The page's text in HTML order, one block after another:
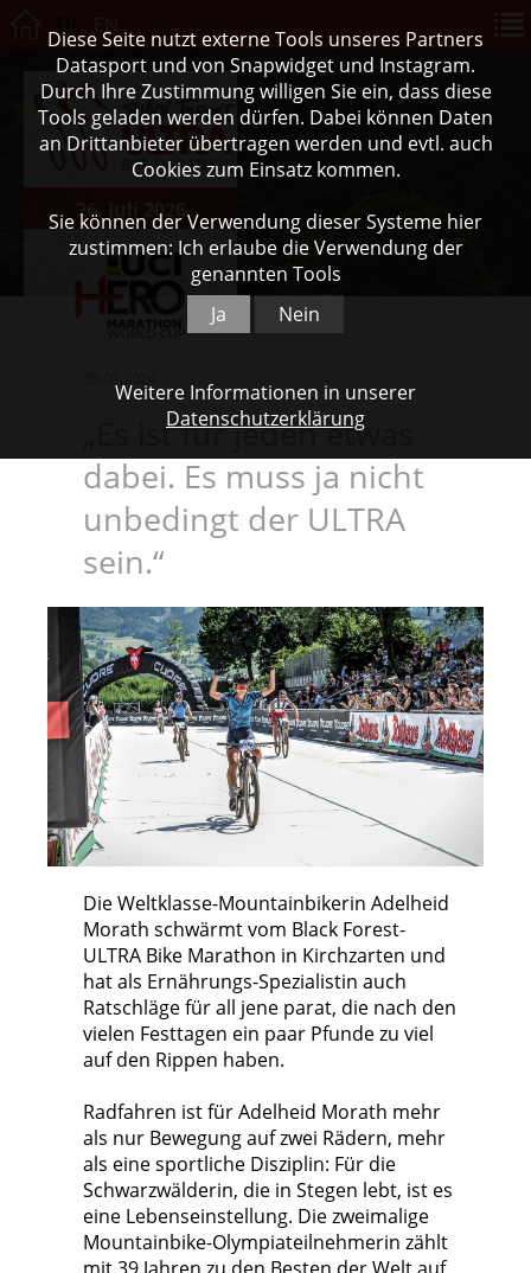
26. Juli 2026
„Es ist für jeden etwas
dabei. Es muss ja nicht
unbedingt der ULTRA
sein.“
Die Weltklasse-Mountainbikerin Adelheid
Morath schwärmt vom Black Forest-
ULTRA Bike Marathon in Kirchzarten und
hat als Ernährungs-Spezialistin auch
Ratschläge für all jene parat, die nach den
vielen Festtagen ein paar Pfunde zu viel
auf den Rippen haben.
Radfahren ist für Adelheid Morath mehr
als nur Bewegung auf zwei Rädern, mehr
als eine sportliche Disziplin: Für die
Schwarzwälderin, die in Stegen lebt, ist es
eine Lebenseinstellung. Die zweimalige
Mountainbike-Olympiateilnehmerin zählt
Diese Seite nutzt externe Tools unseres Partners
Datasport und von Snapwidget und Instagram.
Durch Ihre Zustimmung willigen Sie ein, dass diese
Tools geladen werden dürfen. Dabei können Daten
an Drittanbieter übertragen werden und evtl. auch
Cookies zum Einsatz kommen.
Sie können der Verwendung dieser Systeme hier
zustimmen: Ich erlaube die Verwendung der
genannten Tools
Ja
Nein
Weitere Informationen in unserer
Datenschutzerklärung